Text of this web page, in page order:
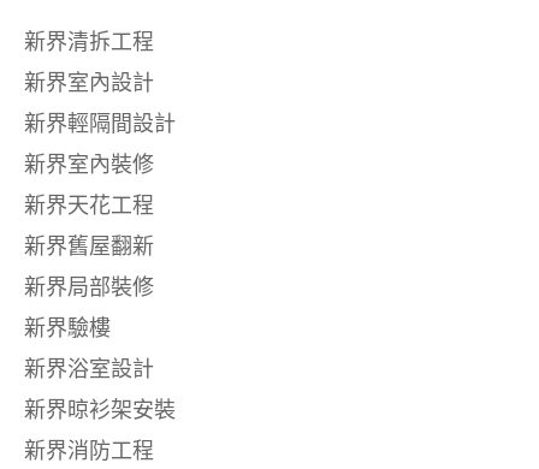
新界清拆工程
新界室內設計
新界輕隔間設計
新界室內裝修
新界天花工程
新界舊屋翻新
新界局部裝修
新界驗樓
新界浴室設計
新界晾衫架安裝
新界消防工程